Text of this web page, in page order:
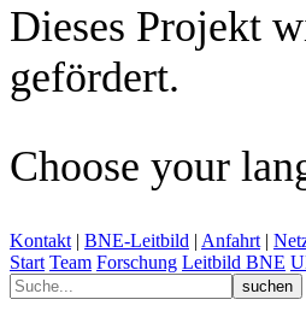
Dieses Projekt
gefördert.
Choose your
Kontakt | BNE-Leitbild | Anfahrt |
Start Team Forschung Leitbild BNE